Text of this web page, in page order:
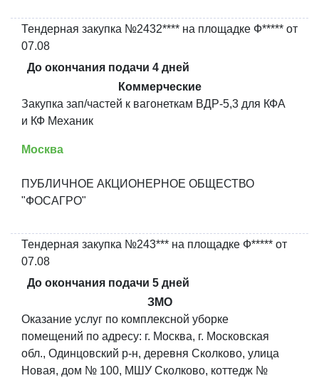
Тендерная закупка №2432**** на площадке Ф***** от
07.08
До окончания подачи 4 дней
Коммерческие
Закупка зап/частей к вагонеткам ВДР-5,3 для КФА
и КФ Механик
Москва
ПУБЛИЧНОЕ АКЦИОНЕРНОЕ ОБЩЕСТВО
"ФОСАГРО"
Тендерная закупка №243*** на площадке Ф***** от
07.08
До окончания подачи 5 дней
ЗМО
Оказание услуг по комплексной уборке
помещений по адресу: г. Москва, г. Московская
обл., Одинцовский р-н, деревня Сколково, улица
Новая, дом № 100, МШУ Сколково, коттедж №